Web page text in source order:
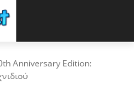
Anniversary Edition: